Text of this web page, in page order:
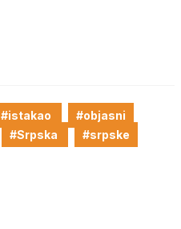
#istakao
#objasni
#Srpska #srpske